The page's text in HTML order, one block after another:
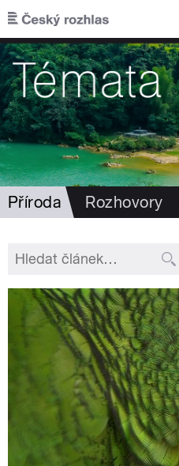
Přejít k hlavnímu obsahu
Příroda Rozhovory